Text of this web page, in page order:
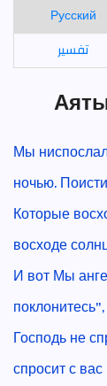
Русский
تفسير
Мы
ночью.
Которые
восходе
И вот Мы
Господь не
спросит с вас